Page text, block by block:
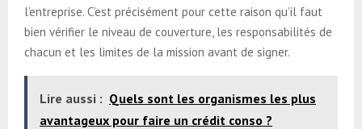
l’entreprise. C’est précisément pour cette raison qu’il faut
bien vérifier le niveau de couverture, les responsabilités de
chacun et les limites de la mission avant de signer.
Lire aussi : Quels sont les organismes les plus
avantageux pour faire un crédit conso ?